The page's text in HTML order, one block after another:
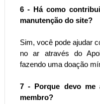
6 - Há como
manutenção do site?
Sim, você pode ajudar
no ar através do
fazendo uma doação
7 - Porque devo me
membro?